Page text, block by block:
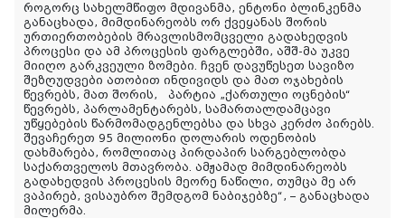
როგორც სახელმწიფო მდივანმა, ენტონი ბლინკენმა
განაცხადა, მიმდინარეობს ორ ქვეყანას შორის
ურთიერთობების მრავლისმომცველი გადახედვის
პროცესი და ამ პროცესის ფარგლებში, აშშ-მა უკვე
მიიღო გარკვეული ზომები. ჩვენ დავუწესეთ სავიზო
შეზღუდვები ათობით ინდივიდს და მათ ოჯახების
წევრებს, მათ შორის, პარტია „ქართული ოცნების“
წევრებს, პარლამენტარებს, სამართალდამცავი
უწყებების წარმომადგენლებსა და სხვა კერძო პირებს.
შევაჩერეთ 95 მილიონი დოლარის ოდენობის
დახმარება, რომლითაც პირდაპირ სარგებლობდა
საქართველოს მთავრობა. ამჟამად მიმდინარეობს
გადახედვის პროცესის მეორე ნაწილი, თუმცა მე არ
ვაპირებ, ვისაუბრო შემდგომ ნაბიჯებზე“, – განაცხადა
მილერმა.